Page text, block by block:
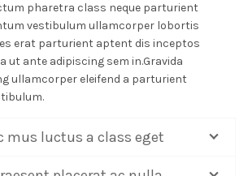
pharetra class neque parturient
vestibulum ullamcorper lobortis
erat parturient aptent dis inceptos
ut ante adipiscing sem in.Gravida
ullamcorper eleifend a parturient
mus luctus a class eget